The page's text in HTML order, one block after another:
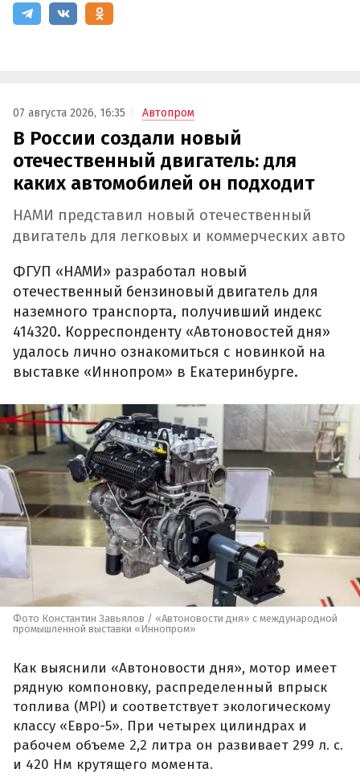
07 августа 2026, 16:35 Автопром
В России создали новый
отечественный двигатель: для
каких автомобилей он подходит
НАМИ представил новый отечественный
двигатель для легковых и коммерческих авто
ФГУП «НАМИ» разработал новый
отечественный бензиновый двигатель для
наземного транспорта, получивший индекс
414320. Корреспонденту «Автоновостей дня»
удалось лично ознакомиться с новинкой на
выставке «Иннопром» в Екатеринбурге.
Фото Константин Завьялов / «Автоновости дня» с международной
промышленной выставки «Иннопром»
Как выяснили «Автоновости дня», мотор имеет
рядную компоновку, распределенный впрыск
топлива (MPI) и соответствует экологическому
классу «Евро-5». При четырех цилиндрах и
рабочем объеме 2,2 литра он развивает 299 л. с.
и 420 Нм крутящего момента.